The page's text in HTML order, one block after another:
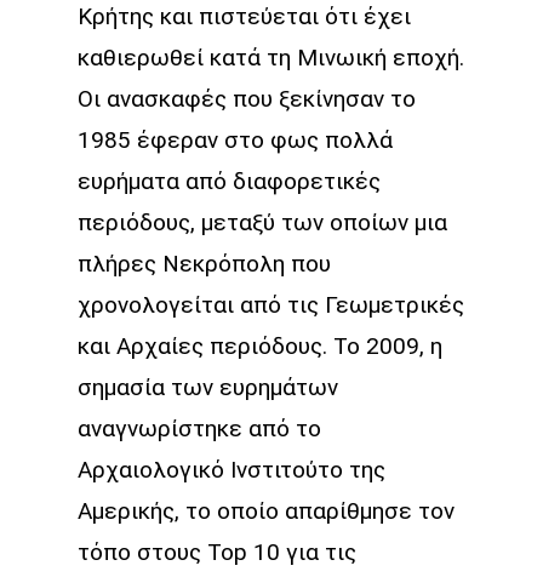
Κρήτης και πιστεύεται ότι έχει
καθιερωθεί κατά τη Μινωική εποχή.
Οι ανασκαφές που ξεκίνησαν το
1985 έφεραν στο φως πολλά
ευρήματα από διαφορετικές
περιόδους, μεταξύ των οποίων μια
πλήρες Νεκρόπολη που
χρονολογείται από τις Γεωμετρικές
και Αρχαίες περιόδους. Το 2009, η
σημασία των ευρημάτων
αναγνωρίστηκε από το
Αρχαιολογικό Ινστιτούτο της
Αμερικής, το οποίο απαρίθμησε τον
τόπο στους Top 10 για τις